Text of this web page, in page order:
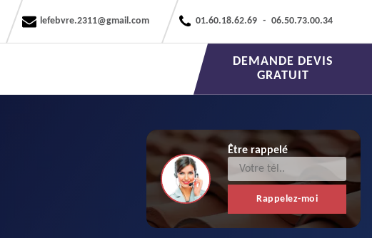
lefebvre.2311@gmail.com 01.60.18.62.69 - 06.50.73.00.34
DEMANDE DEVIS
GRATUIT
Être rappelé